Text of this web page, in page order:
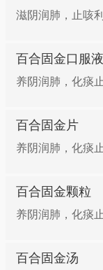
11、久咳、痰稠
组成：野百合
克 细叶沙参
用法：水4碗煎
次。
12、虚劳咳嗽
糖18.8克
心烦失眠、痤疮
功效：滋阴润肺
30克，粳米50
咳痰不爽、痰中
功效：滋阴清
姜适量，加入
滋阴润肺，止咳利
百合固金口服液
养阴润肺，化痰止
百合固金片
养阴润肺，化痰止
百合固金颗粒
养阴润肺，化痰止
百合固金汤